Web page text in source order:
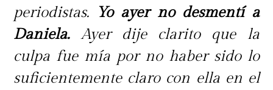
periodistas. Yo ayer no desmentí a
Daniela.Ayer dije clarito que la
culpa fue mía por no haber sido lo
suficientemente claro con ella en el